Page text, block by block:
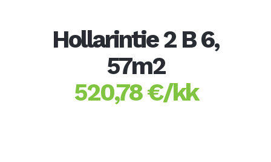
Hollarintie 2 B 6,
57m2
520,78 €/kk